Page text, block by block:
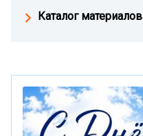
Каталог материалов